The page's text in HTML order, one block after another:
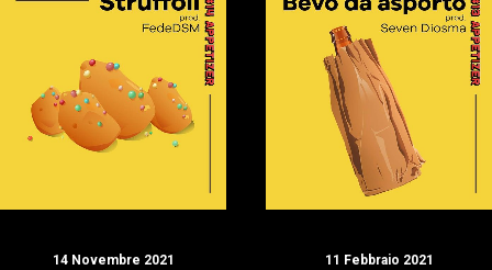
14 Novembre 2021 11 Febbraio 2021